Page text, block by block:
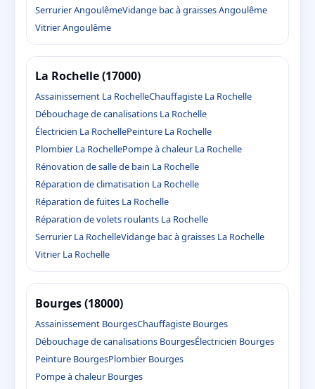
Serrurier AngoulêmeVidange bac à graisses Angoulême
Vitrier Angoulême
La Rochelle (17000)
Assainissement La RochelleChauffagiste La Rochelle
Débouchage de canalisations La Rochelle
Électricien La RochellePeinture La Rochelle
Plombier La RochellePompe à chaleur La Rochelle
Rénovation de salle de bain La Rochelle
Réparation de climatisation La Rochelle
Réparation de fuites La Rochelle
Réparation de volets roulants La Rochelle
Serrurier La RochelleVidange bac à graisses La Rochelle
Vitrier La Rochelle
Bourges (18000)
Assainissement BourgesChauffagiste Bourges
Débouchage de canalisations BourgesÉlectricien Bourges
Peinture BourgesPlombier Bourges
Pompe à chaleur Bourges